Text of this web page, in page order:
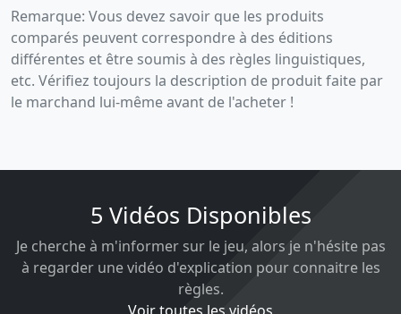
Remarque: Vous devez savoir que les produits
comparés peuvent correspondre à des éditions
différentes et être soumis à des règles linguistiques,
etc. Vérifiez toujours la description de produit faite par
le marchand lui-même avant de l'acheter !
5 Vidéos Disponibles
Je cherche à m'informer sur le jeu, alors je n'hésite pas
à regarder une vidéo d'explication pour connaitre les
règles.